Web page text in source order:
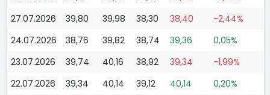
27.07.2026
39,80 39,98 38,30 38,40
-2,44%
24.07.2026
38,76 39,82 38,74 39,36
0,05%
23.07.2026
39,74 40,16 38,92 39,34
-1,99%
22.07.2026
39,34 40,14 39,12 40,14
0,20%